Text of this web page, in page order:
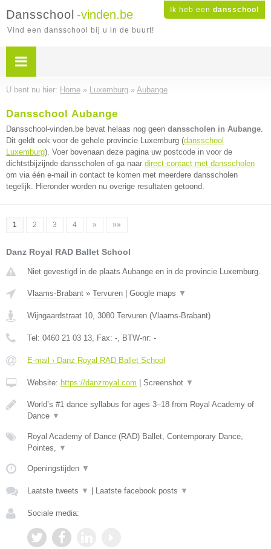
Ik heb een dansschool
Dansschool -vinden.be
Vind een dansschool bij u in de buurt!
U bent nu hier: Home » Luxemburg » Aubange
Dansschool Aubange
Dansschool-vinden.be bevat helaas nog geen dansscholen in Aubange.
Dit geldt ook voor de gehele provincie Luxemburg (dansschool
Luxemburg). Voer bovenaan deze pagina uw postcode in voor de
dichtstbijzijnde dansscholen of ga naar direct contact met dansscholen
om via één e-mail in contact te komen met meerdere dansscholen
tegelijk. Hieronder worden nu overige resultaten getoond.
1 2 3 4 » »»
Danz Royal RAD Ballet School
Niet gevestigd in de plaats Aubange en in de provincie Luxemburg.
Vlaams-Brabant » Tervuren Google maps ▼
Wijngaardstraat 10, 3080 Tervuren (Vlaams-Brabant)
Tel: 0460 21 03 13, Fax: -, BTW-nr: -
E-mail › Danz Royal RAD Ballet School
Website: https://danzroyal.com Screenshot ▼
World’s #1 dance syllabus for ages 3–18 from Royal Academy of
Dance ▼
Royal Academy of Dance (RAD) Ballet, Contemporary Dance,
Pointes, ▼
Openingstijden ▼
Laatste tweets ▼ Laatste facebook posts ▼
Sociale media: